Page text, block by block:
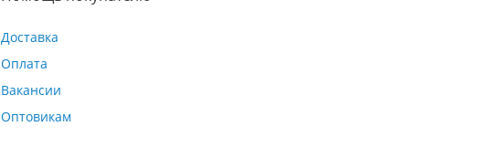
Доставка
Оплата
Вакансии
Оптовикам